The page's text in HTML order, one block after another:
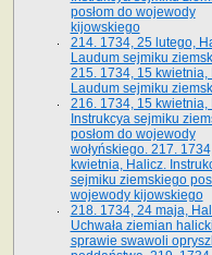
posłom do wojewody
kijowskiego
214. 1734, 25 lutego,
Laudum sejmiku
215. 1734, 15 kwietnia,
Laudum sejmiku
216. 1734, 15 kwietnia,
Instrukcya sejmiku
posłom do wojewody
wołyńskiego. 217.
kwietnia, Halicz.
sejmiku ziemskiego
wojewody kijowskiego
218. 1734, 24 maja,
Uchwała ziemian
sprawie swawoli